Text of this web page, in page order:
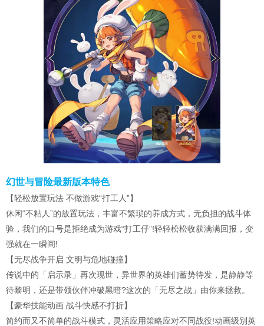
幻世与冒险最新版本特色
【轻松放置玩法 不做游戏“打工人”】
休闲“不粘人”的放置玩法，丰富不繁琐的养成方式，无负担的战斗体
验，我们的口号是拒绝成为游戏“打工仔”!轻轻松松收获满满回报，变
强就在一瞬间!
【无尽战争开启 文明与危地碰撞】
传说中的「启示录」再次现世，异世界的英雄们蓄势待发，是静静等
待黎明，还是带领伙伴冲破黑暗?这次的「无尽之战」由你来拯救。
【豪华技能动画 战斗快感不打折】
简约而又不简单的战斗模式，灵活应用策略应对不同战役!动画级别英